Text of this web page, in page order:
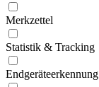
Merkzettel
Statistik & Tracking
Endgeräteerkennung